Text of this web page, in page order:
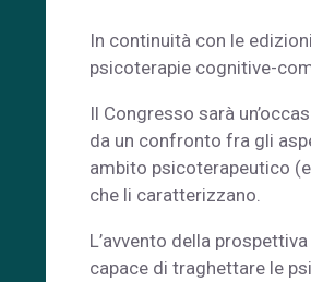
In continuità con le
psicoterapie cognitive-
Il Congresso sarà
da un confronto fra gli
ambito psicoterapeutico
che li caratterizzano.
L’avvento della
capace di traghettare le